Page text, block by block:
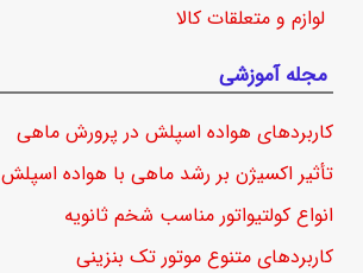
لوازم و متعلقات کالا
مجله آموزشی
کاربردهای هواده اسپلش در پرورش ماهی
تأثیر اکسیژن بر رشد ماهی با هواده اسپلش
انواع کولتیواتور مناسب شخم ثانویه
کاربردهای متنوع موتور تک بنزینی